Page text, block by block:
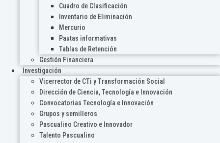
Cuadro de Clasificación
Inventario de Eliminación
Mercurio
Pautas informativas
Tablas de Retención
Gestión Financiera
Investigación
Vicerrector de CTi y Transformación Social
Dirección de Ciencia, Tecnología e Innovación
Convocatorias Tecnología e Innovación
Grupos y semilleros
Pascualino Creativo e Innovador
Talento Pascualino